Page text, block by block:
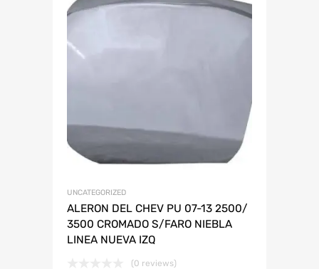
UNCATEGORIZED
ALERON DEL CHEV PU 07-13 2500/
3500 CROMADO S/FARO NIEBLA
LINEA NUEVA IZQ
(0 reviews)